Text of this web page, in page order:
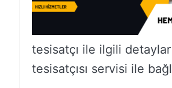
tesisatçı ile ilgili
tesisatçısı servisi ile